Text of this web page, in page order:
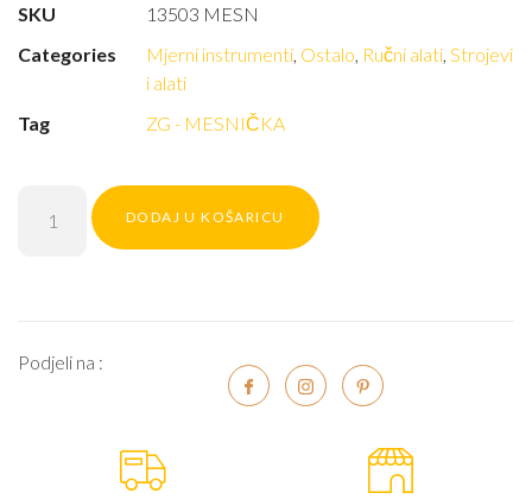
SKU
13503 MESN
Categories
Mjerni instrumenti, Ostalo, Ručni alati, Strojevi
i alati
Tag
ZG - MESNIČKA
DODAJ U KOŠARICU
Podjeli na :